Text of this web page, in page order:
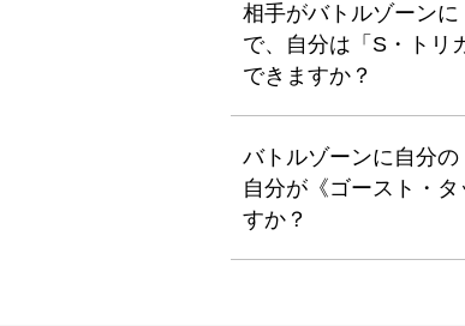
相手がバトルゾーン
で、自分は「S・トリ
できますか？
バトルゾーンに自分の
自分が《ゴースト・
すか？